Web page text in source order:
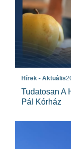
Hírek - Aktuális
Tudatosan A
Pál Kórház